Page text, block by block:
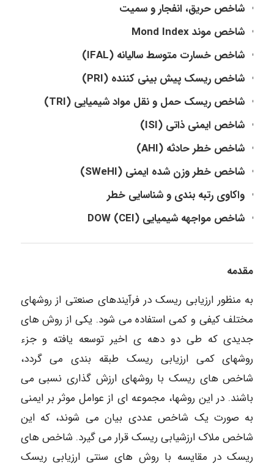
شاخص حریق، انفجار و سمیت
شاخص موند Mond Index
شاخص خسارت متوسط سالیانه (IFAL)
شاخص ریسک پیش بینی کننده (PRI)
شاخص ریسک حمل و نقل مواد شیمیایی (TRI)
شاخص ایمنی ذاتی (ISI)
شاخص خطر حادثه (AHI)
شاخص خطر وزن شده ایمنی (SWeHI)
واکاوی رتبه بندی و شناسایی خطر
شاخص مواجهه شیمیایی (DOW (CEI
مقدمه
به منظور ارزیابی ریسک در فرآیندهای صنعتی از روشهای
مختلف کیفی و کمی استفاده می شود. یکی از روش های
جدیدی که طی دو دهه ی اخیر توسعه یافته و جزء
روشهای کمی ارزیابی ریسک طبقه بندی می گردد،
شاخص های ریسک با روشهای ارزش گذاری نسبی می
باشند. در این روشها، مجموعه ای از عوامل موثر بر ایمنی
به صورت یک شاخص عددی بیان می شوند، که این
شاخص ملاک ارزشیابی ریسک قرار می گیرد. شاخص های
ریسک در مقایسه با روش های سنتی ارزیابی ریسک